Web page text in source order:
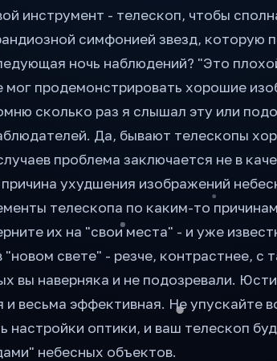
инструмент - телескоп, чтобы
симфонией звезд, которую
ночь наблюдений? "Это
мог продемонстрировать хорошие
сколько раз я слышал эту или
Да, бывают телескопы
проблема заключается не в
ухудшения изображений
телескопа по каким-то
их на "свои места" - и уже
"новом свете" - резче, контрастнее, с
вы наверняка и не подозревали.
и весьма эффективная. Не упускайте
настройки оптики, и ваш телескоп
небесных объектов.